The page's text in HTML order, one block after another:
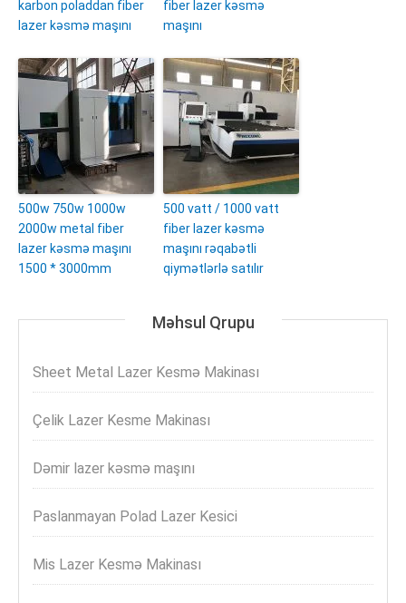
karbon poladdan fiber
lazer kəsmə maşını
fiber lazer kəsmə
maşını
500w 750w 1000w
2000w metal fiber
lazer kəsmə maşını
1500 * 3000mm
500 vatt / 1000 vatt
fiber lazer kəsmə
maşını rəqabətli
qiymətlərlə satılır
Məhsul Qrupu
Sheet Metal Lazer Kesmə Makinası
Çelik Lazer Kesme Makinası
Dəmir lazer kəsmə maşını
Paslanmayan Polad Lazer Kesici
Mis Lazer Kesmə Makinası